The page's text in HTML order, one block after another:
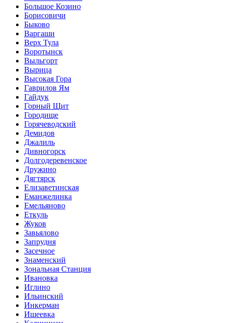
Большое Козино
Борисовичи
Быково
Варгаши
Верх Тула
Воротынск
Выльгорт
Вырица
Высокая Гора
Гаврилов Ям
Гайдук
Горный Щит
Городище
Горячеводский
Демидов
Джалиль
Дивногорск
Долгодеревенское
Дружино
Дягтярск
Елизаветинская
Еманжелинка
Емельяново
Еткуль
Жуков
Завьялово
Запрудня
Засечное
Знаменский
Зональная Станция
Ивановка
Иглино
Ильинский
Инкерман
Ишеевка